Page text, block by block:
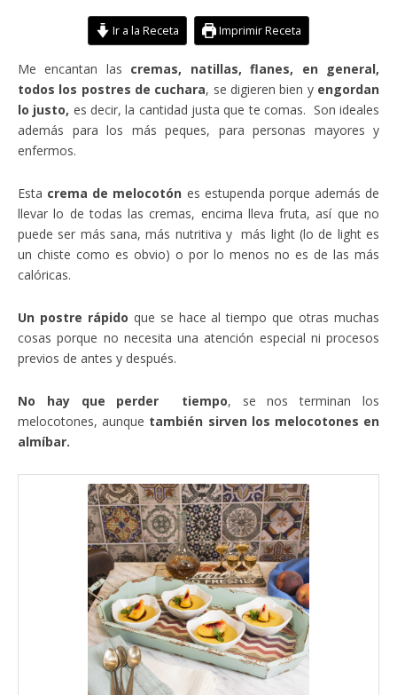
Ir a la Receta Imprimir Receta
Me encantan las cremas, natillas, flanes, en general,
todos los postres de cuchara, se digieren bien y engordan
lo justo, es decir, la cantidad justa que te comas. Son ideales
además para los más peques, para personas mayores y
enfermos.
Esta crema de melocotón es estupenda porque además de
llevar lo de todas las cremas, encima lleva fruta, así que no
puede ser más sana, más nutritiva y más light (lo de light es
un chiste como es obvio) o por lo menos no es de las más
calóricas.
Un postre rápido que se hace al tiempo que otras muchas
cosas porque no necesita una atención especial ni procesos
previos de antes y después.
No hay que perder tiempo, se nos terminan los
melocotones, aunque también sirven los melocotones en
almíbar.